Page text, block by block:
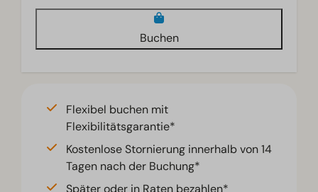
Buchen
Flexibel buchen mit
Flexibilitätsgarantie*
Kostenlose Stornierung innerhalb von 14
Tagen nach der Buchung*
Später oder in Raten bezahlen*